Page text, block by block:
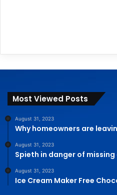
Most Viewed Posts
August 31, 2023
Why homeowners are
August 31, 2023
Spieth in danger of
August 31, 2023
Ice Cream Maker Free